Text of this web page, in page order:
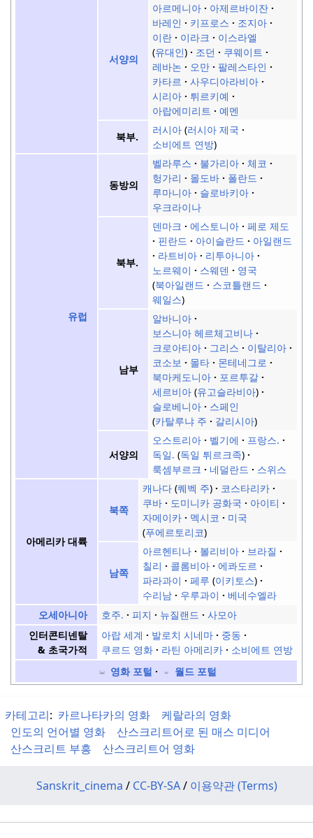
서양의
아르메니아
아제르바이잔
바레인
키프로스
조지아
이란
이라크
이스라엘
유대인
조던
쿠웨이트
레바논
오만
팔레스타인
카타르
사우디아라비아
시리아
튀르키예
아랍에미리트
예멘
북부.
러시아 러시아 제국
소비에트 연방
유럽
동방의
벨라루스 불가리아
체코
헝가리
몰도바
폴란드
루마니아
슬로바키아
우크라이나
북부.
덴마크 에스토니아
페로 제도
핀란드
아이슬란드
아일랜드
라트비아
리투아니아
노르웨이
스웨덴
영국
북아일랜드
스코틀랜드
웨일스
남부
알바니아
보스니아 헤르체고비나
크로아티아
그리스
이탈리아
코소보
몰타
몬테네그로
북마케도니아
포르투갈
세르비아 유고슬라비아
슬로베니아
스페인
카탈루냐 주
갈리시아
서양의
오스트리아 벨기에
프랑스.
독일. 독일 튀르크족
룩셈부르크
네덜란드 스위스
아메리카 대륙
북쪽
캐나다 퀘벡 주
코스타리카
쿠바
도미니카 공화국
아이티
자메이카
멕시코
미국
푸에르토리코
남쪽
아르헨티나 볼리비아
브라질
칠리
콜롬비아
에콰도르
파라과이
페루 (이키토스)
수리남
우루과이
베네수엘라
오세아니아
호주. 피지 뉴질랜드
사모아
인터콘티넨탈
& 초국가적
아랍 세계 발로치 시네마
중동
쿠르드 영화
라틴 아메리카
소비에트 연방
영화 포털
월드 포털
카테고리: 카르나타카의 영화
케랄라의 영화
인도의 언어별 영화
산스크리트어로 된 매스 미디어
산스크리트 부흥
산스크리트어 영화
Sanskrit_cinema / CC-BY-SA/ 이용약관 (Terms)